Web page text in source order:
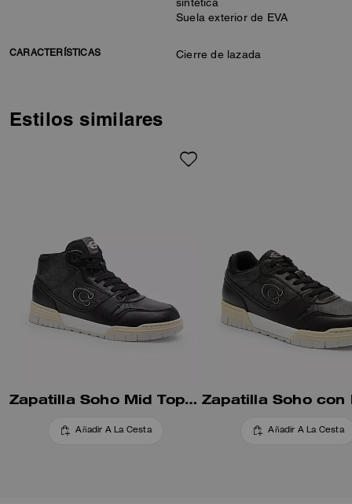
Suela exterior de EVA
CARACTERÍSTICAS Cierre de lazada
Estilos similares
Zapatilla Soho Mid Top en Lona Signature
Añadir A La Cesta Añadir A La Cesta